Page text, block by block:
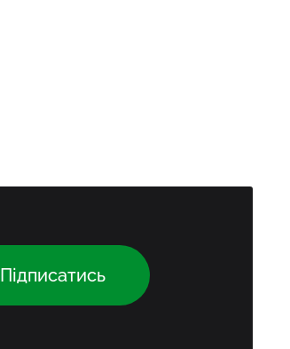
Підписатись